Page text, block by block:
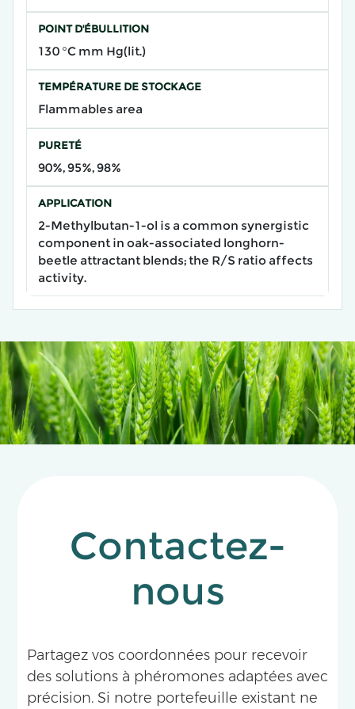
POINT D'ÉBULLITION
130 °C mm Hg(lit.)
TEMPÉRATURE DE STOCKAGE
Flammables area
PURETÉ
90%, 95%, 98%
APPLICATION
2-Methylbutan-1-ol is a common synergistic
component in oak-associated longhorn-
beetle attractant blends; the R/S ratio affects
activity.
Contactez-
nous
Partagez vos coordonnées pour recevoir
des solutions à phéromones adaptées avec
précision. Si notre portefeuille existant ne